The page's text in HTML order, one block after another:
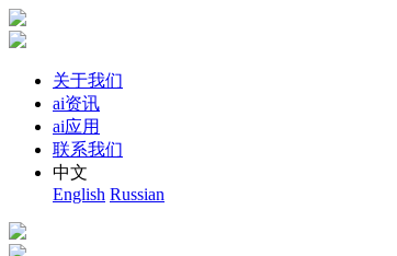
关于我们
ai资讯
ai应用
联系我们
中文
English Russian